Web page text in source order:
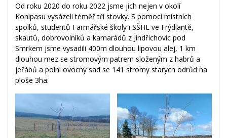
Od roku 2020 do roku 2022 jsme jich nejen v okolí
Konipasu vysázeli téměř tři stovky. S pomocí místních
spolků, studentů Farmářské školy i SŠHL ve Frýdlantě,
skautů, dobrovolníků a kamarádů z Jindřichovic pod
Smrkem jsme vysadili 400m dlouhou lipovou alej, 1 km
dlouhou mez se stromovým patrem složeným z habrů a
jeřábů a polní ovocný sad se 141 stromy starých odrůd na
ploše 3ha.